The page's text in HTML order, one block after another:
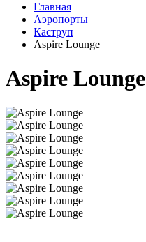
Главная
Аэропорты
Каструп
Aspire Lounge
Aspire Lounge